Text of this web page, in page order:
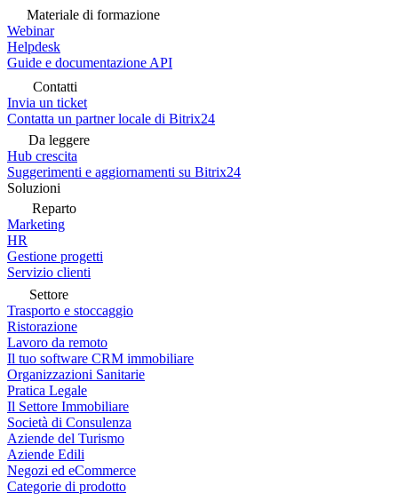
Materiale di formazione
Webinar
Helpdesk
Guide e documentazione API
Contatti
Invia un ticket
Contatta un partner locale di Bitrix24
Da leggere
Hub crescita
Suggerimenti e aggiornamenti su Bitrix24
Soluzioni
Reparto
Marketing
HR
Gestione progetti
Servizio clienti
Settore
Trasporto e stoccaggio
Ristorazione
Lavoro da remoto
Il tuo software CRM immobiliare
Organizzazioni Sanitarie
Pratica Legale
Il Settore Immobiliare
Società di Consulenza
Aziende del Turismo
Aziende Edili
Negozi ed eCommerce
Categorie di prodotto